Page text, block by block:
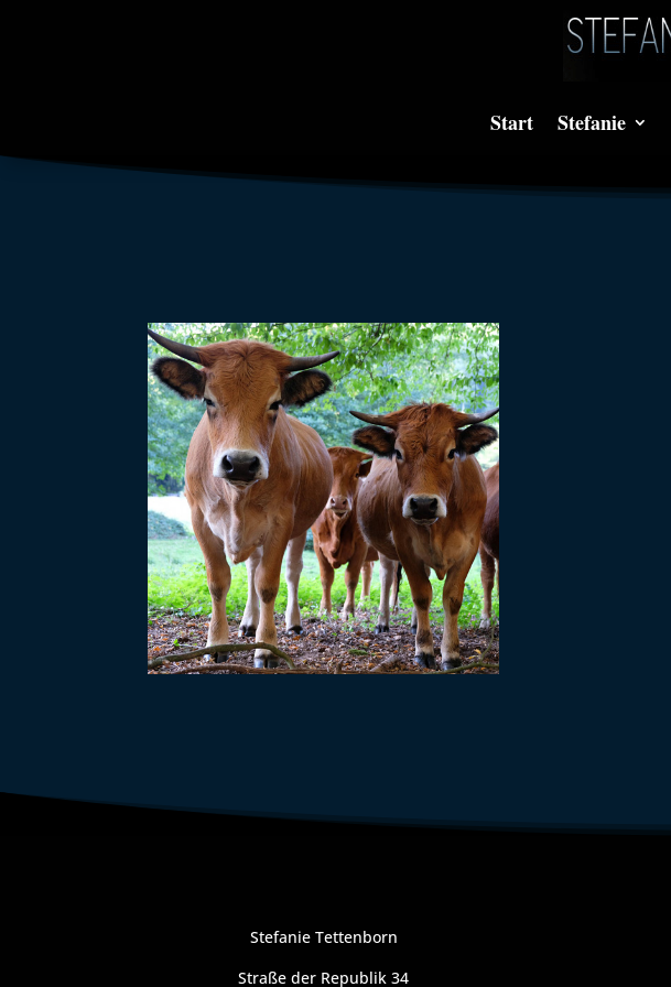
Start Stefanie
Stefanie Tettenborn
Straße der Republik 34